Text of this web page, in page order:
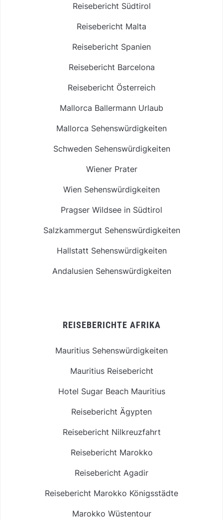
Reisebericht Südtirol
Reisebericht Malta
Reisebericht Spanien
Reisebericht Barcelona
Reisebericht Österreich
Mallorca Ballermann Urlaub
Mallorca Sehenswürdigkeiten
Schweden Sehenswürdigkeiten
Wiener Prater
Wien Sehenswürdigkeiten
Pragser Wildsee in Südtirol
Salzkammergut Sehenswürdigkeiten
Hallstatt Sehenswürdigkeiten
Andalusien Sehenswürdigkeiten
REISEBERICHTE AFRIKA
Mauritius Sehenswürdigkeiten
Mauritius Reisebericht
Hotel Sugar Beach Mauritius
Reisebericht Ägypten
Reisebericht Nilkreuzfahrt
Reisebericht Marokko
Reisebericht Agadir
Reisebericht Marokko Königsstädte
Marokko Wüstentour